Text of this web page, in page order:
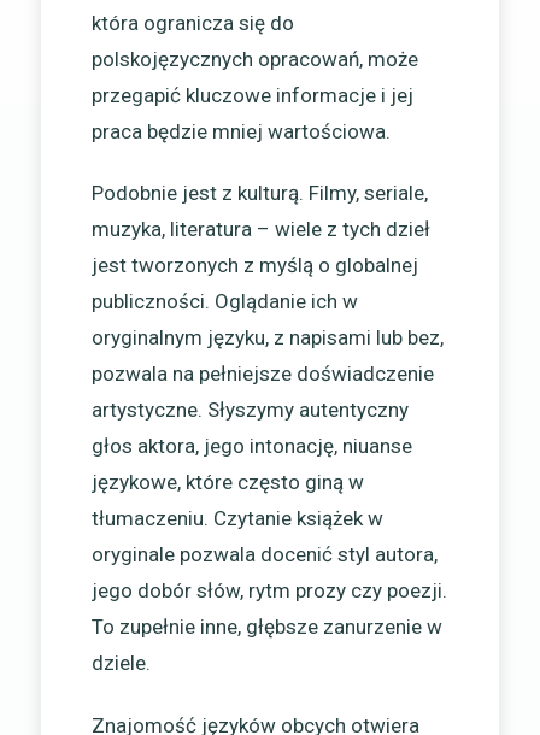
która ogranicza się do
polskojęzycznych opracowań, może
przegapić kluczowe informacje i jej
praca będzie mniej wartościowa.
Podobnie jest z kulturą. Filmy, seriale,
muzyka, literatura – wiele z tych dzieł
jest tworzonych z myślą o globalnej
publiczności. Oglądanie ich w
oryginalnym języku, z napisami lub bez,
pozwala na pełniejsze doświadczenie
artystyczne. Słyszymy autentyczny
głos aktora, jego intonację, niuanse
językowe, które często giną w
tłumaczeniu. Czytanie książek w
oryginale pozwala docenić styl autora,
jego dobór słów, rytm prozy czy poezji.
To zupełnie inne, głębsze zanurzenie w
dziele.
Znajomość języków obcych otwiera